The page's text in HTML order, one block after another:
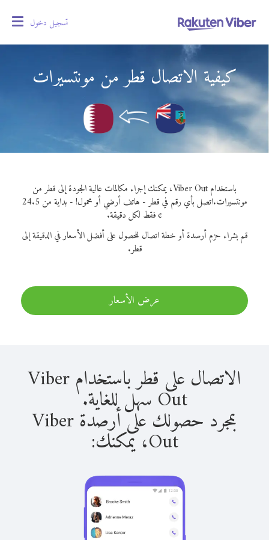
تسجيل دخول
كيفية الاتصال قطر من مونتسيرات
باستخدام Viber Out، يمكنك إجراء مكالمات عالية الجودة إلى قطر من
مونتسيرات.
اتصل بأي رقم في قطر - هاتف أرضي أو محمول! - بداية من 24.5
¢ فقط لكل دقيقة.
قم بشراء حزم أرصدة أو خطة اتصال للحصول على أفضل الأسعار في الدقيقة إلى
قطر.
عرض الأسعار
الاتصال على قطر باستخدام Viber
Out سهل للغاية.
بمجرد حصولك على أرصدة Viber
Out، يمكنك: